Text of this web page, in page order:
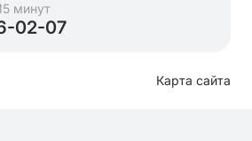
минут
02-07
Карта сайта